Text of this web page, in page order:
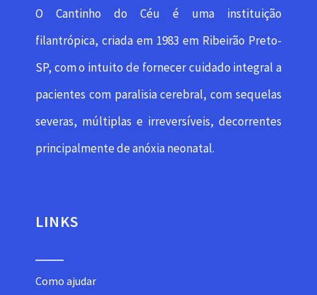
O Cantinho do Céu é uma instituição
filantrópica, criada em 1983 em Ribeirão Preto-
SP, com o intuito de fornecer cuidado integral a
pacientes com paralisia cerebral, com sequelas
severas, múltiplas e irreversíveis, decorrentes
principalmente de anóxia neonatal.
LINKS
Como ajudar